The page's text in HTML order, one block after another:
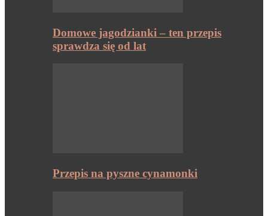
Domowe jagodzianki – ten przepis
sprawdza się od lat
Przepis na pyszne cynamonki